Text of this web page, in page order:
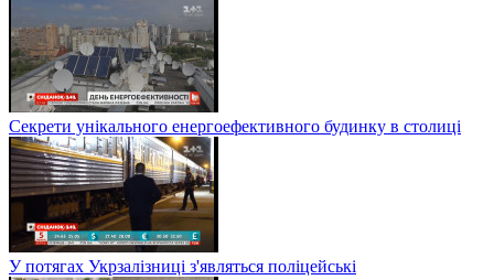
Секрети унікального енергоефективного будинку в столиці
У потягах Укрзалізниці з'являться поліцейські